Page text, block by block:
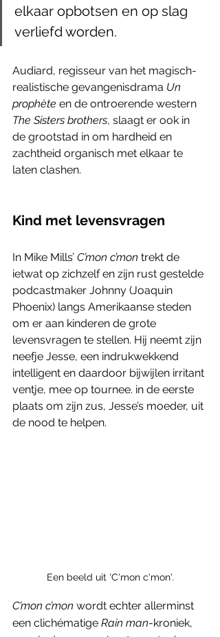
elkaar opbotsen en op slag
verliefd worden.
Audiard, regisseur van het magisch-
realistische gevangenisdrama Un
prophète en de ontroerende western
The Sisters brothers, slaagt er ook in
de grootstad in om hardheid en
zachtheid organisch met elkaar te
laten clashen.
Kind met levensvragen
In Mike Mills’ C’mon c’mon trekt de
ietwat op zichzelf en zijn rust gestelde
podcastmaker Johnny (Joaquin
Phoenix) langs Amerikaanse steden
om er aan kinderen de grote
levensvragen te stellen. Hij neemt zijn
neefje Jesse, een indrukwekkend
intelligent en daardoor bijwijlen irritant
ventje, mee op tournee. in de eerste
plaats om zijn zus, Jesse’s moeder, uit
de nood te helpen.
Een beeld uit 'C'mon c'mon'.
C’mon c’mon wordt echter allerminst
een clichématige Rain man-kroniek,